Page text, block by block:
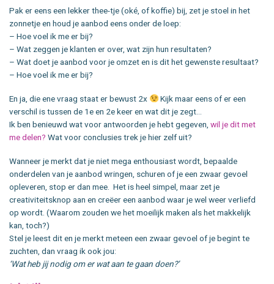
Pak er eens een lekker thee-tje (oké, of koffie) bij, zet je stoel in het
zonnetje en houd je aanbod eens onder de loep:
– Hoe voel ik me er bij?
– Wat zeggen je klanten er over, wat zijn hun resultaten?
– Wat doet je aanbod voor je omzet en is dit het gewenste resultaat?
– Hoe voel ik me er bij?
En ja, die ene vraag staat er bewust 2x
Kijk maar eens of er een
verschil is tussen de 1e en 2e keer en wat dit je zegt…
Ik ben benieuwd wat voor antwoorden je hebt gegeven, wil je dit met
me delen? Wat voor conclusies trek je hier zelf uit?
Wanneer je merkt dat je niet mega enthousiast wordt, bepaalde
onderdelen van je aanbod wringen, schuren of je een zwaar gevoel
opleveren, stop er dan mee. Het is heel simpel, maar zet je
creativiteitsknop aan en creëer een aanbod waar je wel weer verliefd
op wordt. (Waarom zouden we het moeilijk maken als het makkelijk
kan, toch?)
Stel je leest dit en je merkt meteen een zwaar gevoel of je begint te
zuchten, dan vraag ik ook jou:
‘Wat heb jij nodig om er wat aan te gaan doen?’